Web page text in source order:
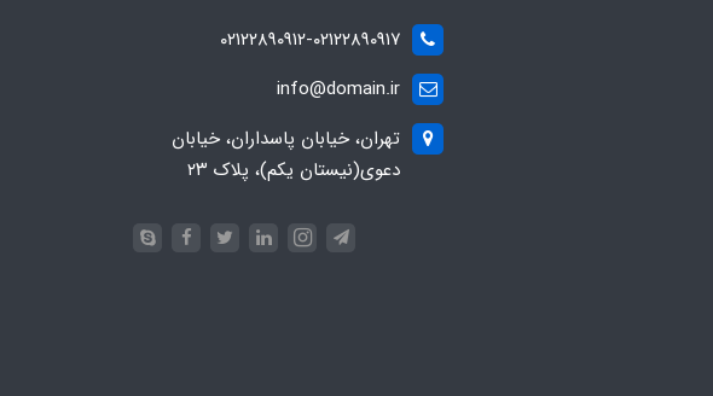
۰۲۱۲۲۸۹۰۹۱۲-۰۲۱۲۲۸۹۰۹۱۷
info@domain.ir
تهران، خیابان پاسداران، خیابان
دعوی(نیستان یکم)، پلاک ۲۳